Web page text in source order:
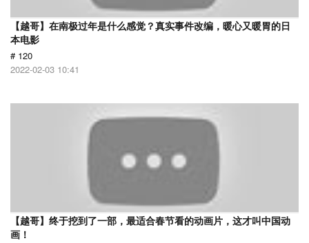
【越哥】在南极过年是什么感觉？真实事件改编，暖心又暖胃的日
本电影
# 120
2022-02-03 10:41
【越哥】终于挖到了一部，最适合春节看的动画片，这才叫中国动
画！